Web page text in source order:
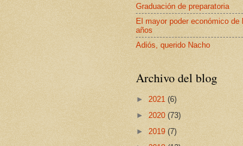
Graduación de preparatoria
El mayor poder económico de
años
Adiós, querido Nacho
Archivo del blog
► 2021 (6)
► 2020 (73)
► 2019 (7)